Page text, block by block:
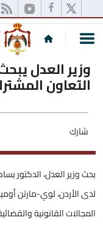
وزير العدل
التعاون
شارك
بحث وزير العدل، الدكتور
لدى الأردن، لوي-مارتن
المجالات القانونية